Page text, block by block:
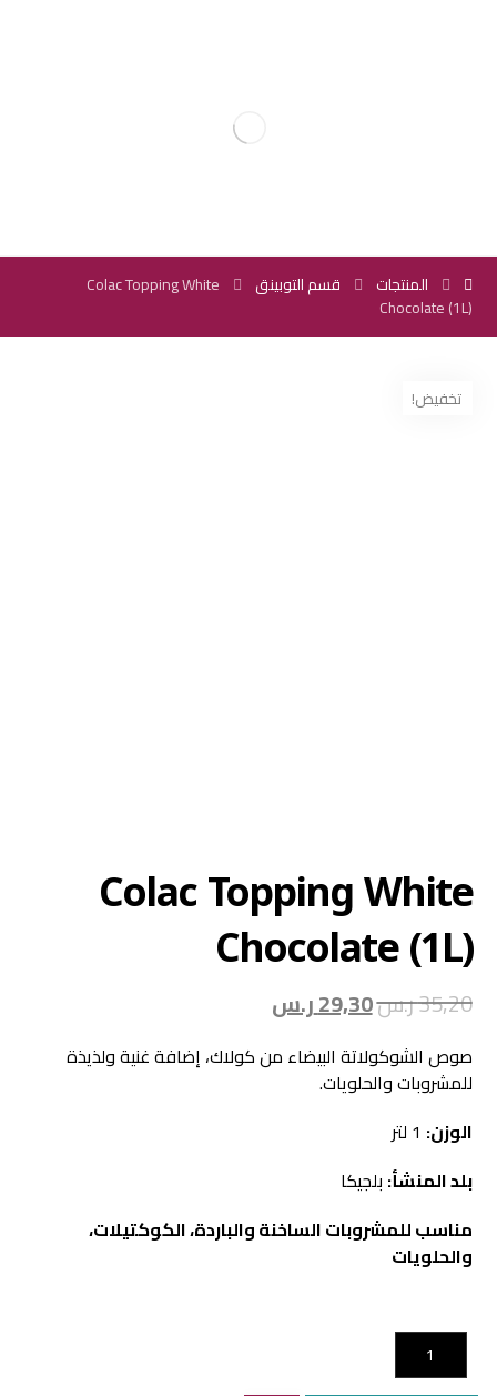
المنتجات قسم التوبينق
Colac Topping White
Chocolate (1L)
تخفيض!
Colac Topping White
Chocolate (1L)
35,20ر.س29,30ر.س
صوص الشوكولاتة البيضاء من كولاك، إضافة غنية ولذيذة
للمشروبات والحلويات.
الوزن:
بلد المنشأ: بلجيكا
مناسب للمشروبات الساخنة والباردة، الكوكتيلات،
والحلويات